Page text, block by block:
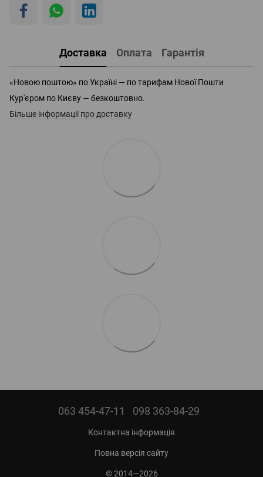
Доставка Оплата Гарантія
«Новою поштою» по Україні — по тарифам Нової Пошти
Кур'єром по Києву — безкоштовно.
Більше інформації про доставку
063 454-47-11 098 363-84-29
Контактна інформація
Повна версія сайту
© 2014—2026